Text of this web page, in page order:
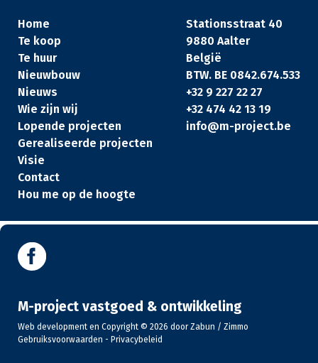
Home
Te koop
Te huur
Nieuwbouw
Nieuws
Wie zijn wij
Lopende projecten
Gerealiseerde projecten
Visie
Contact
Hou me op de hoogte
Stationsstraat 40
9880 Aalter
België
BTW. BE 0842.674.533
+32 9 227 22 27
+32 474 42 13 19
info@m-project.be
M-project vastgoed & ontwikkeling
Web development en Copyright © 2026 doorZabun / Zimmo
Gebruiksvoorwaarden - Privacybeleid